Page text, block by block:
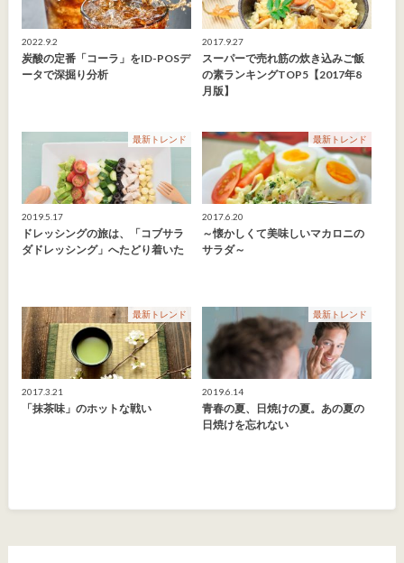
2022.9.2
炭酸の定番「コーラ」をID-POSデ
ータで深掘り分析
2017.9.27
スーパーで売れ筋の炊き込みご飯
の素ランキングTOP5【2017年8
月版】
最新トレンド
2019.5.17
ドレッシングの旅は、「コブサラ
ダドレッシング」へたどり着いた
最新トレンド
2017.6.20
～懐かしくて美味しいマカロニの
サラダ～
最新トレンド
2017.3.21
「抹茶味」のホットな戦い
最新トレンド
2019.6.14
青春の夏、日焼けの夏。あの夏の
日焼けを忘れない